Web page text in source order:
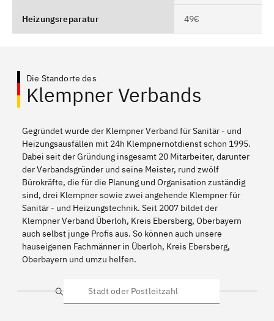
Heizungsreparatur 49€
Die Standorte des
Klempner Verbands
Gegründet wurde der Klempner Verband für Sanitär - und
Heizungsausfällen mit 24h Klempnernotdienst schon 1995.
Dabei seit der Gründung insgesamt 20 Mitarbeiter, darunter
der Verbandsgründer und seine Meister, rund zwölf
Bürokräfte, die für die Planung und Organisation zuständig
sind, drei Klempner sowie zwei angehende Klempner für
Sanitär - und Heizungstechnik. Seit 2007 bildet der
Klempner Verband Überloh, Kreis Ebersberg, Oberbayern
auch selbst junge Profis aus. So können auch unsere
hauseigenen Fachmänner in Überloh, Kreis Ebersberg,
Oberbayern und umzu helfen.
Suche